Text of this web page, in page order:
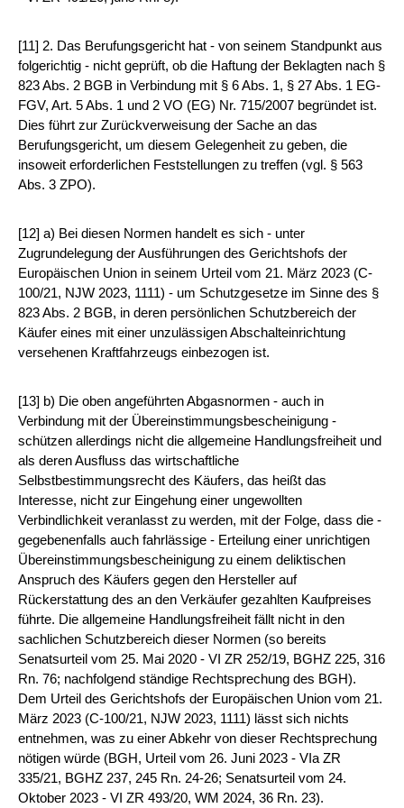
[11] 2. Das Berufungsgericht hat - von seinem Standpunkt aus
folgerichtig - nicht geprüft, ob die Haftung der Beklagten nach §
823 Abs. 2 BGB in Verbindung mit § 6 Abs. 1, § 27 Abs. 1 EG-
FGV, Art. 5 Abs. 1 und 2 VO (EG) Nr. 715/2007 begründet ist.
Dies führt zur Zurückverweisung der Sache an das
Berufungsgericht, um diesem Gelegenheit zu geben, die
insoweit erforderlichen Feststellungen zu treffen (vgl. § 563
Abs. 3 ZPO).
[12] a) Bei diesen Normen handelt es sich - unter
Zugrundelegung der Ausführungen des Gerichtshofs der
Europäischen Union in seinem Urteil vom 21. März 2023 (C-
100/21, NJW 2023, 1111) - um Schutzgesetze im Sinne des §
823 Abs. 2 BGB, in deren persönlichen Schutzbereich der
Käufer eines mit einer unzulässigen Abschalteinrichtung
versehenen Kraftfahrzeugs einbezogen ist.
[13] b) Die oben angeführten Abgasnormen - auch in
Verbindung mit der Übereinstimmungsbescheinigung -
schützen allerdings nicht die allgemeine Handlungsfreiheit und
als deren Ausfluss das wirtschaftliche
Selbstbestimmungsrecht des Käufers, das heißt das
Interesse, nicht zur Eingehung einer ungewollten
Verbindlichkeit veranlasst zu werden, mit der Folge, dass die -
gegebenenfalls auch fahrlässige - Erteilung einer unrichtigen
Übereinstimmungsbescheinigung zu einem deliktischen
Anspruch des Käufers gegen den Hersteller auf
Rückerstattung des an den Verkäufer gezahlten Kaufpreises
führte. Die allgemeine Handlungsfreiheit fällt nicht in den
sachlichen Schutzbereich dieser Normen (so bereits
Senatsurteil vom 25. Mai 2020 - VI ZR 252/19, BGHZ 225, 316
Rn. 76; nachfolgend ständige Rechtsprechung des BGH).
Dem Urteil des Gerichtshofs der Europäischen Union vom 21.
März 2023 (C-100/21, NJW 2023, 1111) lässt sich nichts
entnehmen, was zu einer Abkehr von dieser Rechtsprechung
nötigen würde (BGH, Urteil vom 26. Juni 2023 - VIa ZR
335/21, BGHZ 237, 245 Rn. 24-26; Senatsurteil vom 24.
Oktober 2023 - VI ZR 493/20, WM 2024, 36 Rn. 23).